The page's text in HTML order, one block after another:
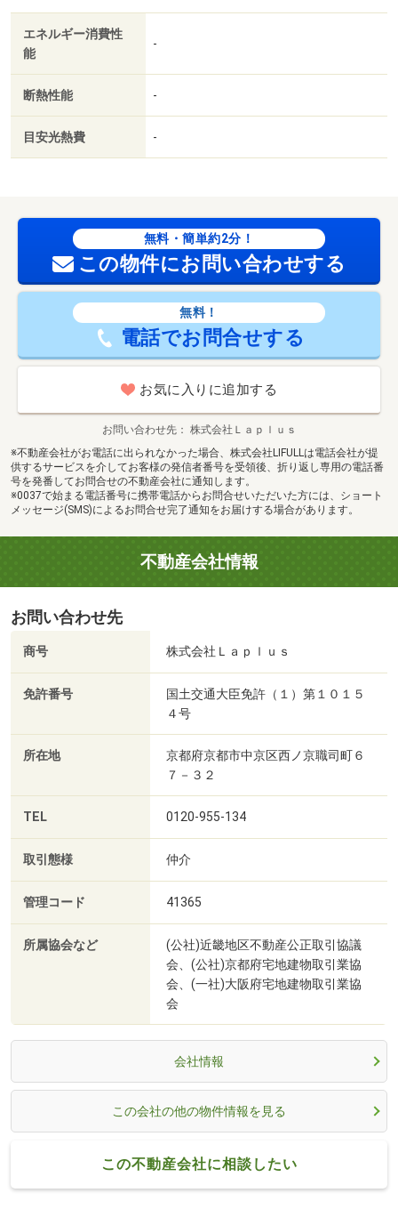
エネルギー消費性
能
-
断熱性能 -
目安光熱費 -
無料・簡単約2分！
この物件にお問い合わせする
無料！
電話でお問合せする
お気に入りに追加する
お問い合わせ先
株式会社Ｌａｐｌｕｓ
※不動産会社がお電話に出られなかった場合、株式会社LIFULLは電話会社が提
供するサービスを介してお客様の発信者番号を受領後、折り返し専用の電話番
号を発番してお問合せの不動産会社に通知します。
※0037で始まる電話番号に携帯電話からお問合せいただいた方には、ショート
メッセージ(SMS)によるお問合せ完了通知をお届けする場合があります。
不動産会社情報
お問い合わせ先
商号 株式会社Ｌａｐｌｕｓ
免許番号
国土交通大臣免許（１）第１０１５
４号
所在地
京都府京都市中京区西ノ京職司町６
７－３２
TEL 0120-955-134
取引態様 仲介
管理コード 41365
所属協会など
(公社)近畿地区不動産公正取引協議
会、(公社)京都府宅地建物取引業協
会、(一社)大阪府宅地建物取引業協
会
会社情報
この会社の他の物件情報を見る
この不動産会社に相談したい